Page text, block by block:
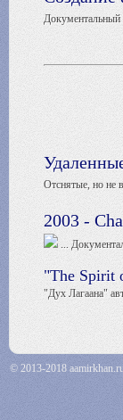
Документальный
Отснятые, но не
2003 -
...
"The Spirit
"Дух Лагаана"
© 2013-2018